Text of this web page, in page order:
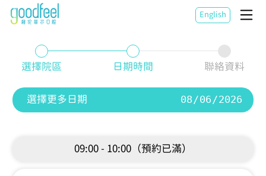
English
選擇院區 日期時間 聯絡資料
選擇更多日期
09:00 - 10:00（預約已滿）